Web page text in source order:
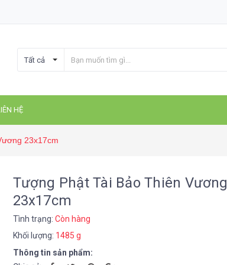
Tất cả
HỆ
23x17cm
Tượng Phật Tài Bảo Thiên Vương
23x17cm
Tình trạng: Còn hàng
Khối lượng: 1485 g
Thông tin sản phẩm: